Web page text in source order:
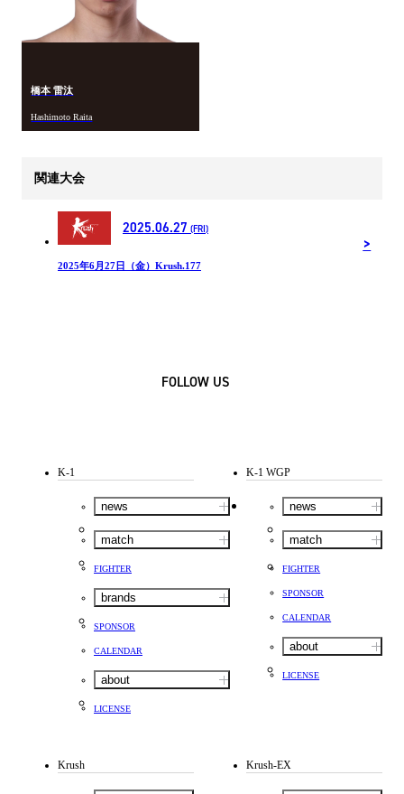
橋本 雷汰
Hashimoto Raita
関連大会
2025.06.27 (FRI)
2025年6月27日（金）Krush.177
FOLLOW US
K-1
news
match
FIGHTER
brands
SPONSOR
CALENDAR
about
LICENSE
K-1 WGP
news
match
FIGHTER
SPONSOR
CALENDAR
about
LICENSE
Krush Krush-EX